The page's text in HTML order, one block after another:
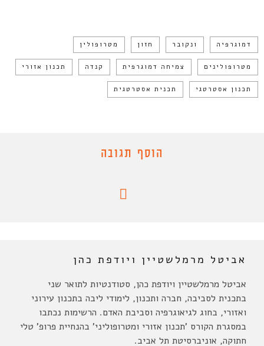
דמוגרפיה ונקובר חזון מטרופולין
מטרופולינים צמיחה דמוגרפית קנדה תכנון אזורי
תכנון אסטרטגי תכנית אסטרטגית
הוסף תגובה
אביטל מרמלשטיין ויודפת כהן
אביטל מרמלשטיין ויודפת כהן, סטודנטיות לתואר שני
בתכנית לסביבה, חברה ותכנון, לימודי ליבה בתכנון עירוני
ואזורי, בחוג לגיאוגרפיה וסביבת האדם. הרשימות נכתבו
במסגרת הקורס 'תכנון אזורי ומטרופוליני' בהנחיית פרופ' טלי
חתוקה, אוניברסיטת תל אביב.